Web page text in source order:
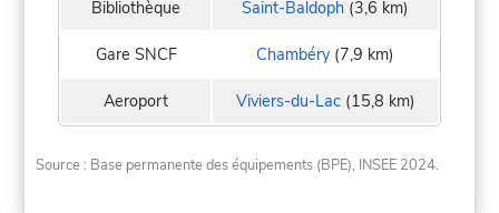
Bibliothèque Saint-Baldoph (3,6 km)
Gare SNCF Chambéry (7,9 km)
Aeroport Viviers-du-Lac(15,8 km)
Source : Base permanente des équipements (BPE), INSEE 2024.